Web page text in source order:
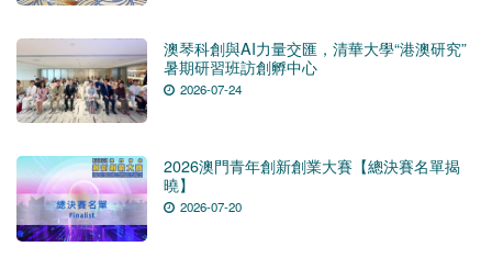
澳琴科創與AI力量交匯，清華大學“港澳研究”
暑期研習班訪創孵中心
2026-07-24
2026澳門青年創新創業大賽【總決賽名單揭
曉】
2026-07-20